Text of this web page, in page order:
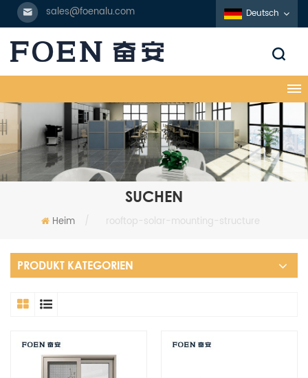
sales@foenalu.com Deutsch
SUCHEN
Heim / rooftop-solar-mounting-structure
PRODUKT KATEGORIEN